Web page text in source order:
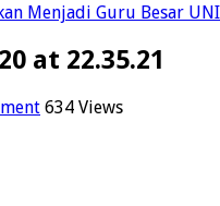
Menjadi Guru Besar
at 22.35.21
634 Views